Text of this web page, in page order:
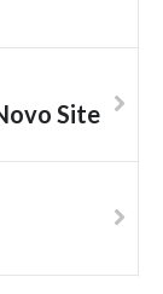
Site